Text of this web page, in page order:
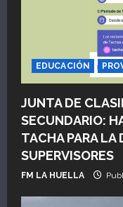
EDUCACIÓN
JUNTA DE
SECUNDARIO:
TACHA PARA LA
SUPERVISORES
FM LA HUELLA